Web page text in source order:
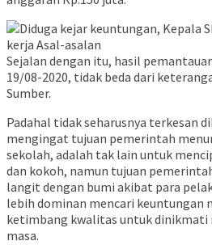
Sejalan dengan itu, hasil
19/08-2020, tidak beda dari
Sumber.
Padahal tidak seharusnya terkesan
mengingat tujuan pemerintah
sekolah, adalah tak lain untuk
dan kokoh, namun tujuan
langit dengan bumi akibat para
lebih dominan mencari keuntungan
ketimbang kwalitas untuk dinikmati
masa.